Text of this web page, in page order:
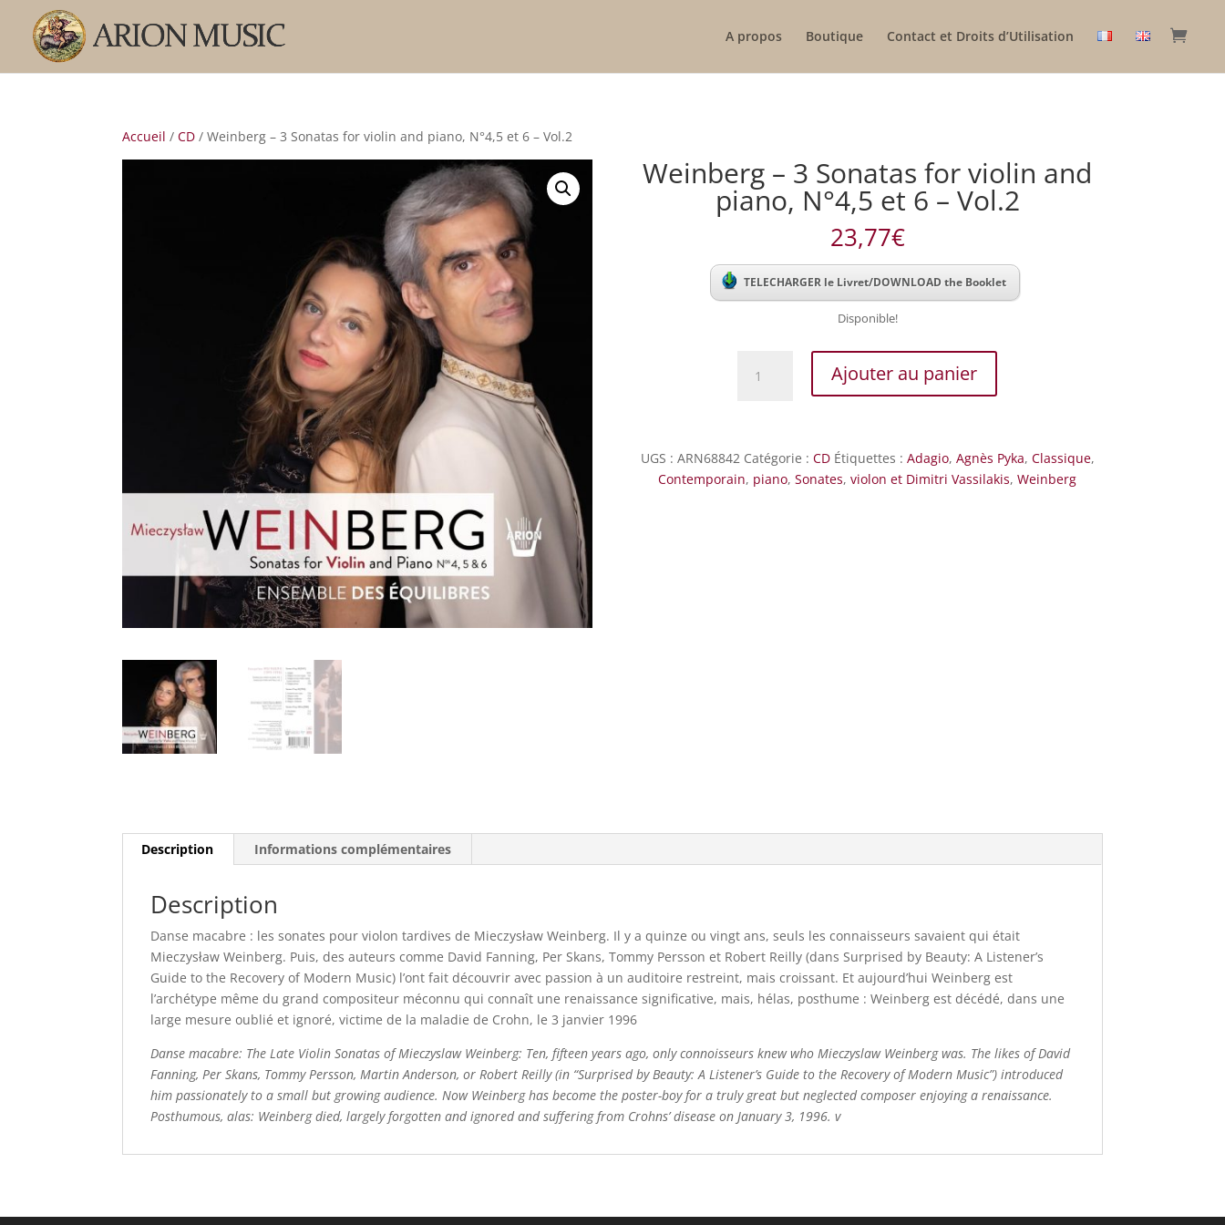
A propos Boutique Contact et Droits d’Utilisation
Accueil /CD / Weinberg – 3 Sonatas for violin and piano, N°4,5 et 6 – Vol.2
Weinberg – 3 Sonatas for violin and
piano, N°4,5 et 6 – Vol.2
23,77€
TELECHARGER le Livret/DOWNLOAD the Booklet
Disponible!
Sonatas
for
Ajouter au panier
UGS : ARN68842 Catégorie : CD Étiquettes : Adagio, Agnès Pyka, Classique,
Contemporain, piano,Sonates,violon et Dimitri Vassilakis,Weinberg
Description Informations complémentaires
Description
Danse macabre : les sonates pour violon tardives de Mieczysław Weinberg. Il y a quinze ou vingt ans, seuls les connaisseurs savaient qui était
Mieczysław Weinberg. Puis, des auteurs comme David Fanning, Per Skans, Tommy Persson et Robert Reilly (dans Surprised by Beauty: A Listener’s
Guide to the Recovery of Modern Music) l’ont fait découvrir avec passion à un auditoire restreint, mais croissant. Et aujourd’hui Weinberg est
l’archétype même du grand compositeur méconnu qui connaît une renaissance significative, mais, hélas, posthume : Weinberg est décédé, dans une
large mesure oublié et ignoré, victime de la maladie de Crohn, le 3 janvier 1996
Danse macabre: The Late Violin Sonatas of Mieczyslaw Weinberg: Ten, fifteen years ago, only connoisseurs knew who Mieczyslaw Weinberg was. The likes of David
Fanning, Per Skans, Tommy Persson, Martin Anderson, or Robert Reilly (in “Surprised by Beauty: A Listener’s Guide to the Recovery of Modern Music”) introduced
him passionately to a small but growing audience. Now Weinberg has become the poster-boy for a truly great but neglected composer enjoying a renaissance.
Posthumous, alas: Weinberg died, largely forgotten and ignored and suffering from Crohns’ disease on January 3, 1996. v